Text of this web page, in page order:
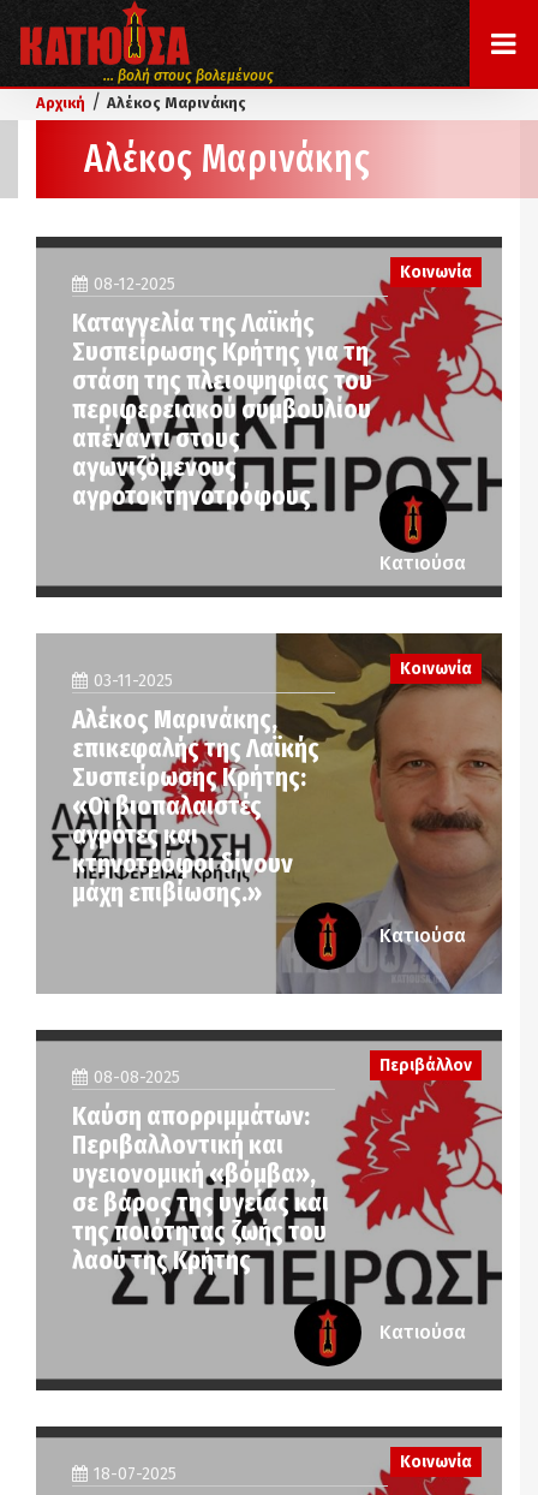
... βολή στους βολεμένους
Αρχική / Αλέκος Μαρινάκης
Αλέκος Μαρινάκης
Κοινωνία
08-12-2025
Καταγγελία της Λαϊκής
Συσπείρωσης Κρήτης για τη
στάση της πλειοψηφίας του
περιφερειακού συμβουλίου
απέναντι στους
αγωνιζόμενους
αγροτοκτηνοτρόφους
Κατιούσα
03-11-2025
Αλέκος Μαρινάκης,
επικεφαλής της Λαϊκής
Συσπείρωσης Κρήτης:
«Οι βιοπαλαιστές
αγρότες και
κτηνοτρόφοι δίνουν
μάχη επιβίωσης.»
Κοινωνία
Κατιούσα
08-08-2025
Καύση απορριμμάτων:
Περιβαλλοντική και
υγειονομική «βόμβα»,
σε βάρος της υγείας και
της ποιότητας ζωής του
λαού της Κρήτης
Περιβάλλον
Κατιούσα
Κοινωνία
18-07-2025